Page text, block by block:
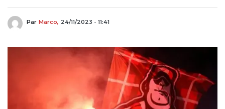
Par Marco, 24/11/2023 - 11:41